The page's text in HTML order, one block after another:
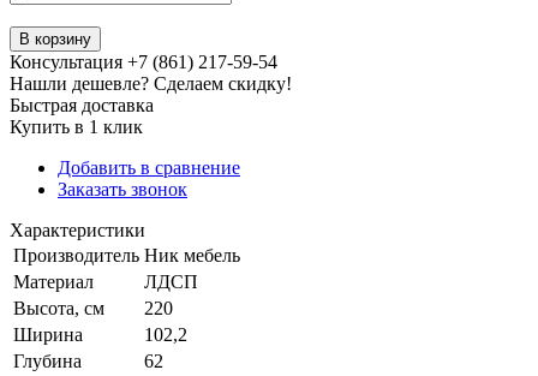
В корзину
Консультация +7 (861) 217-59-54
Нашли дешевле? Сделаем скидку!
Быстрая доставка
Купить в 1 клик
Добавить в сравнение
Заказать звонок
Характеристики
Производитель Ник мебель
Материал
ЛДСП
Высота, см
220
Ширина
102,2
Глубина
62